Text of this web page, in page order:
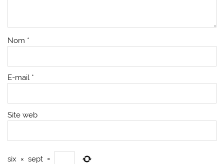
Nom *
E-mail *
Site web
six × sept =